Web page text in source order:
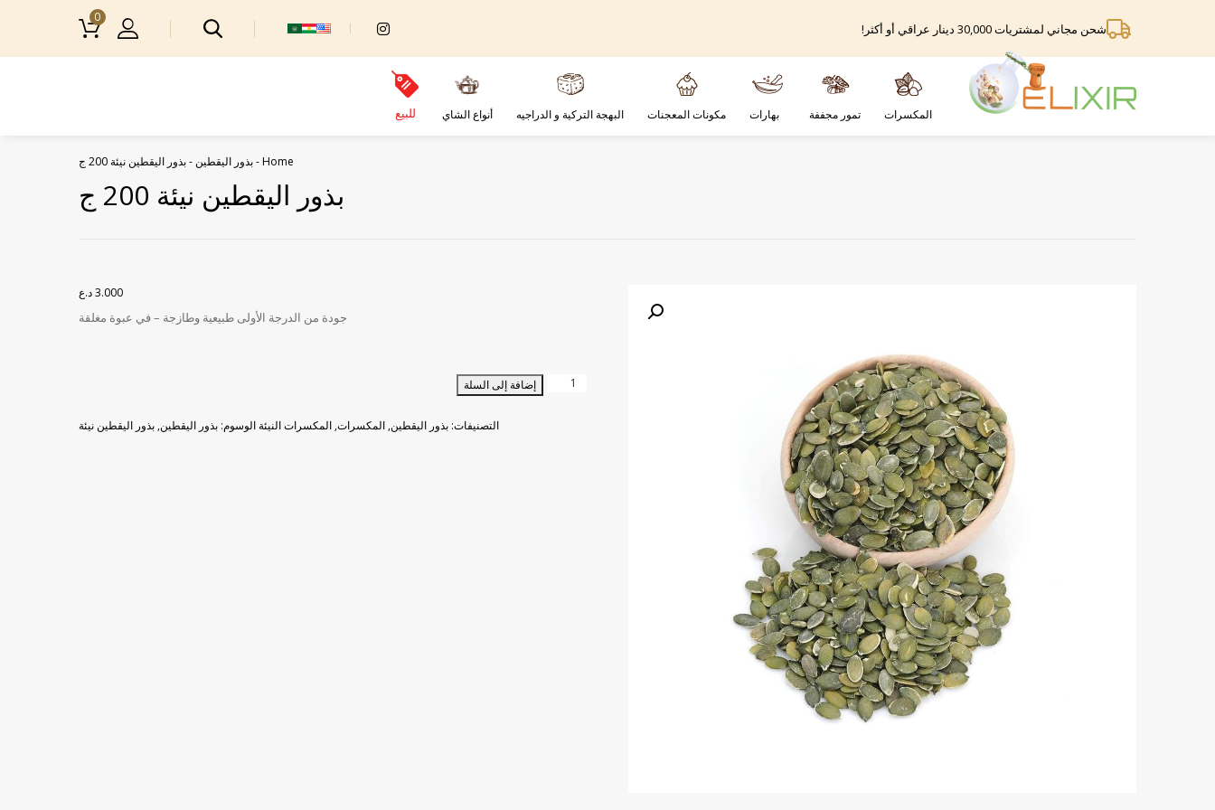
شحن مجاني لمشتريات 30,000 دينار عراقي أو أكثر!
0
المكسرات تمور مجففة بهارات مكونات المعجنات البهجة التركية و الدراجيه أنواع الشاي للبيع
Home
-بذور اليقطين-بذور اليقطين نيئة 200 ج
بذور اليقطين نيئة 200 ج
3.000د.ع
جودة من الدرجة الأولى طبيعية وطازجة – في عبوة مغلقة
كمية
إضافة إلى السلة
التصنيفات: بذور اليقطين, المكسرات, المكسرات النيئةالوسوم: بذور اليقطين, بذور اليقطين نيئة